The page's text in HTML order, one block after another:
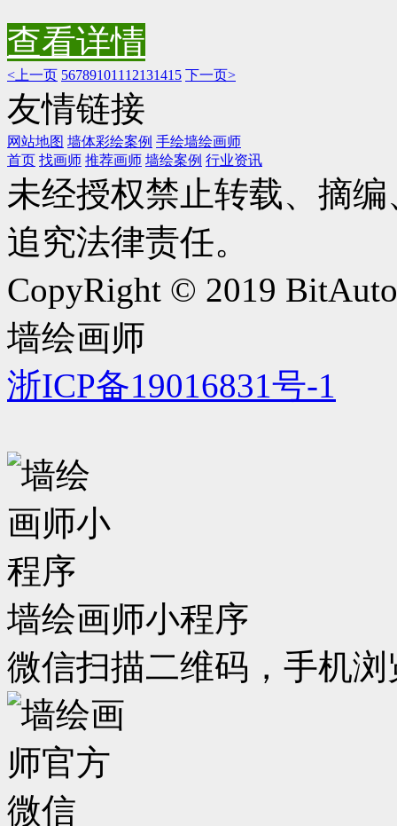
查看详情
<上一页 567891011 12131415 下一页>
友情链接
网站地图 墙体彩绘案例 手绘墙绘画师
首页 找画师 推荐画师 墙绘案例 行业资讯
未经授权禁止转载、摘
追究法律责任。
CopyRight © 2019
墙绘画师
浙ICP备19016831号-1
墙绘画师小程序
微信扫描二维码，手机